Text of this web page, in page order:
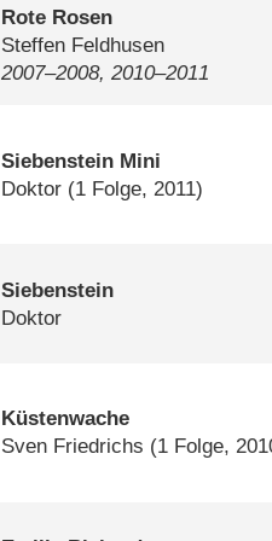
Rote Rosen
Steffen Feldhusen
2007⁠–⁠2008, 2010⁠–⁠2011
Siebenstein Mini
Doktor (1 Folge, 2011)
Siebenstein
Doktor
Küstenwache
Sven Friedrichs (1 Folge,